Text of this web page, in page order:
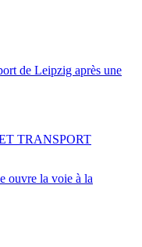
de Leipzig après une
ouvre la voie à la
TRANSPORT